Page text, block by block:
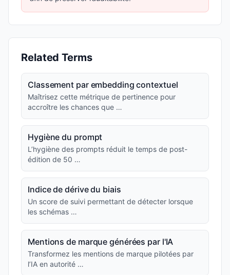
Related Terms
Classement par embedding contextuel
Maîtrisez cette métrique de pertinence pour
accroître les chances que …
Hygiène du prompt
L’hygiène des prompts réduit le temps de post-
édition de 50 …
Indice de dérive du biais
Un score de suivi permettant de détecter lorsque
les schémas …
Mentions de marque générées par l'IA
Transformez les mentions de marque pilotées par
l’IA en autorité …